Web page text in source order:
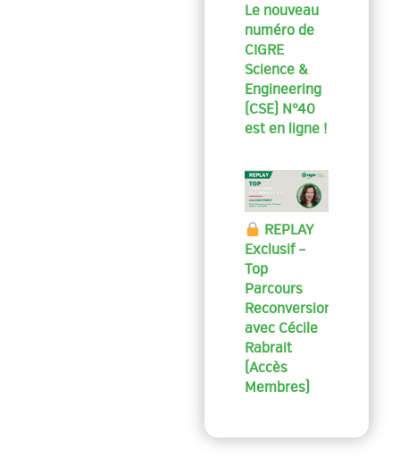
Le nouveau
numéro de
CIGRE
Science &
Engineering
(CSE) N°40
est en ligne !
REPLAY
Exclusif –
Top
Parcours
Reconversion
avec Cécile
Rabrait
(Accès
Membres)